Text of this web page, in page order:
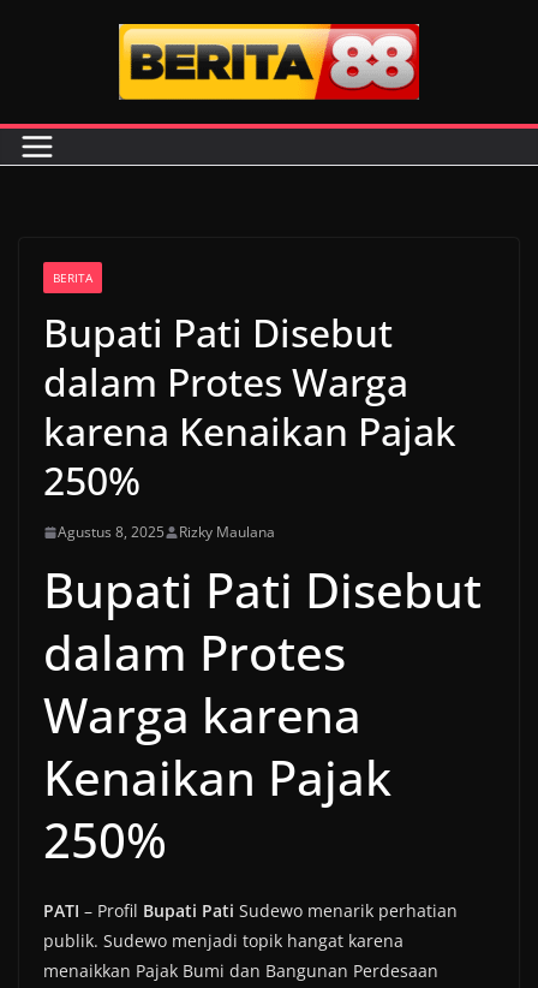
BERITA
Bupati Pati Disebut
dalam Protes Warga
karena Kenaikan Pajak
250%
Agustus 8, 2025 Rizky Maulana
Bupati Pati Disebut
dalam Protes
Warga karena
Kenaikan Pajak
250%
PATI – Profil Bupati Pati Sudewo menarik perhatian
publik. Sudewo menjadi topik hangat karena
menaikkan Pajak Bumi dan Bangunan Perdesaan